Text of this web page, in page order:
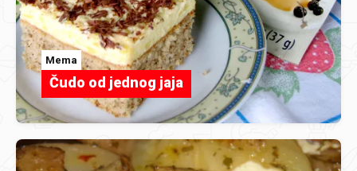
Mema
Čudo od jednog jaja